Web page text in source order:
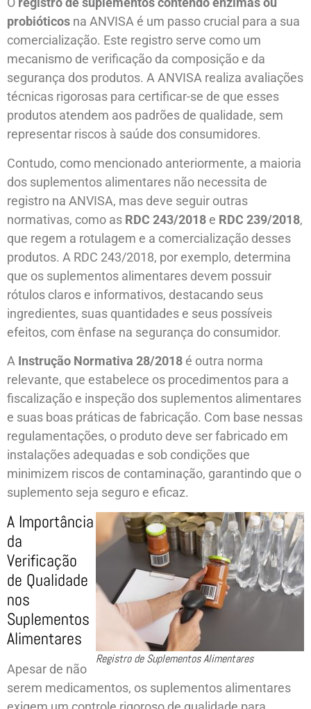
probióticos na ANVISA é um passo crucial para a sua
comercialização. Este registro serve como um
mecanismo de verificação da composição e da
segurança dos produtos. A ANVISA realiza avaliações
técnicas rigorosas para certificar-se de que esses
produtos atendem aos padrões de qualidade, sem
representar riscos à saúde dos consumidores.
Contudo, como mencionado anteriormente, a maioria
dos suplementos alimentares não necessita de
registro na ANVISA, mas deve seguir outras
normativas, como as RDC 243/2018 e RDC 239/2018,
que regem a rotulagem e a comercialização desses
produtos. A RDC 243/2018, por exemplo, determina
que os suplementos alimentares devem possuir
rótulos claros e informativos, destacando seus
ingredientes, suas quantidades e seus possíveis
efeitos, com ênfase na segurança do consumidor.
A Instrução Normativa 28/2018 é outra norma
relevante, que estabelece os procedimentos para a
fiscalização e inspeção dos suplementos alimentares
e suas boas práticas de fabricação. Com base nessas
regulamentações, o produto deve ser fabricado em
instalações adequadas e sob condições que
minimizem riscos de contaminação, garantindo que o
suplemento seja seguro e eficaz.
Registro de Suplementos Alimentares
A Importância
da
Verificação
de Qualidade
nos
Suplementos
Alimentares
Apesar de não
serem medicamentos, os suplementos alimentares